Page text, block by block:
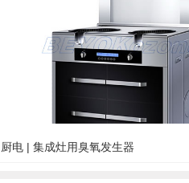
厨电 | 集成灶用臭氧发生器